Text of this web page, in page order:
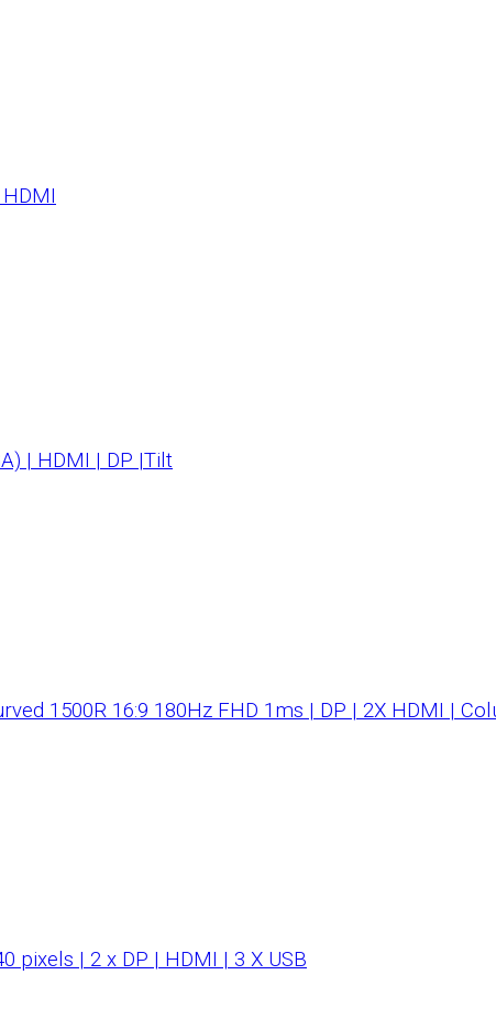
| HDMI | DP |Tilt
1500R 16:9 180Hz FHD 1ms | DP | 2X HDMI |
pixels | 2 x DP | HDMI | 3 X USB